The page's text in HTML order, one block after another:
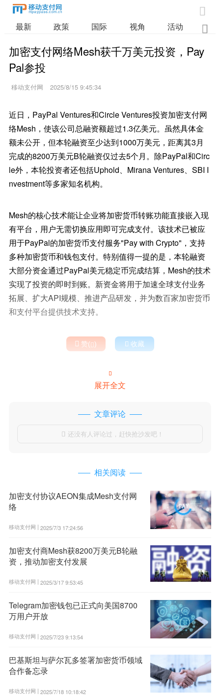

最新 政策 国际 视角 活动 业

加密支付网络Mesh获千万美元投资，Pay
Pal参投
移动支付网 2025/8/15 9:45:34
近日，PayPal Ventures和Circle Ventures投资加密支付网
络Mesh，使该公司总融资额超过1.3亿美元。虽然具体金
额未公开，但本轮融资至少达到1000万美元，距离其3月
完成的8200万美元B轮融资仅过去5个月。除PayPal和Circ
le外，本轮投资者还包括Uphold、Mirana Ventures、SBI I
nvestment等多家知名机构。
Mesh的核心技术能让企业将加密货币转账功能直接嵌入现
有平台，用户无需切换应用即可完成支付。该技术已被应
用于PayPal的加密货币支付服务"Pay with Crypto"，支持
多种加密货币和钱包支付。特别值得一提的是，本轮融资
大部分资金通过PayPal美元稳定币完成结算，Mesh的技术
实现了投资的即时到账。新资金将用于加速全球支付业务
拓展、扩大API规模、推进产品研发，并为数百家加密货币
和支付平台提供技术支持。
 赞()  收藏

展开全文
文章评论
 还没有人评论过，赶快抢沙发吧！
相关阅读
加密支付协议AEON集成Mesh支付网
络
移动支付网 | 2025/7/3 17:24:56
加密支付商Mesh获8200万美元B轮融
资，推动加密支付发展
移动支付网 | 2025/3/17 9:53:45
Telegram加密钱包已正式向美国8700
万用户开放
移动支付网 | 2025/7/23 9:13:54
巴基斯坦与萨尔瓦多签署加密货币领域
合作备忘录
移动支付网 | 2025/7/18 10:18:42